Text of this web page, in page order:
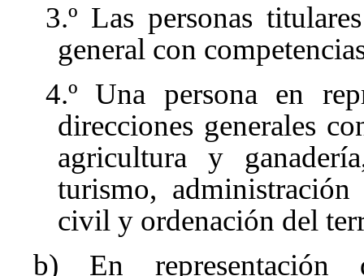
3.º Las personas
general con
4.º Una persona en
direcciones generales
agricultura y
turismo,
civil y ordenación del
b) En representación